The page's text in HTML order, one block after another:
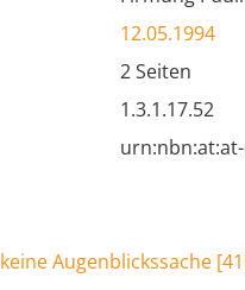
12.05.1994
2 Seiten
1.3.1.17.52
Augenblickssache [